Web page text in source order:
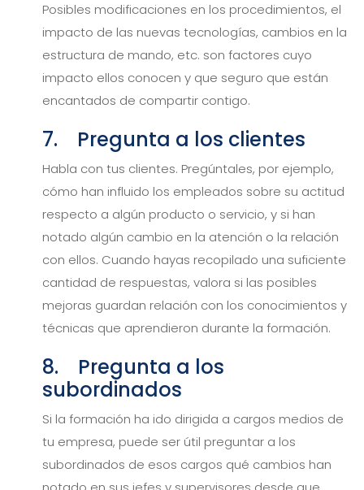
Posibles modificaciones en los procedimientos, el
impacto de las nuevas tecnologías, cambios en la
estructura de mando, etc. son factores cuyo
impacto ellos conocen y que seguro que están
encantados de compartir contigo.
7. Pregunta a los clientes
Habla con tus clientes. Pregúntales, por ejemplo,
cómo han influido los empleados sobre su actitud
respecto a algún producto o servicio, y si han
notado algún cambio en la atención o la relación
con ellos. Cuando hayas recopilado una suficiente
cantidad de respuestas, valora si las posibles
mejoras guardan relación con los conocimientos y
técnicas que aprendieron durante la formación.
8. Pregunta a los
subordinados
Si la formación ha ido dirigida a cargos medios de
tu empresa, puede ser útil preguntar a los
subordinados de esos cargos qué cambios han